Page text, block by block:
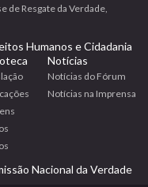
de Resgate da Verdade,
Humanos e Cidadania
Notícias
Notícias do Fórum
Notícias na Imprensa
Nacional da Verdade